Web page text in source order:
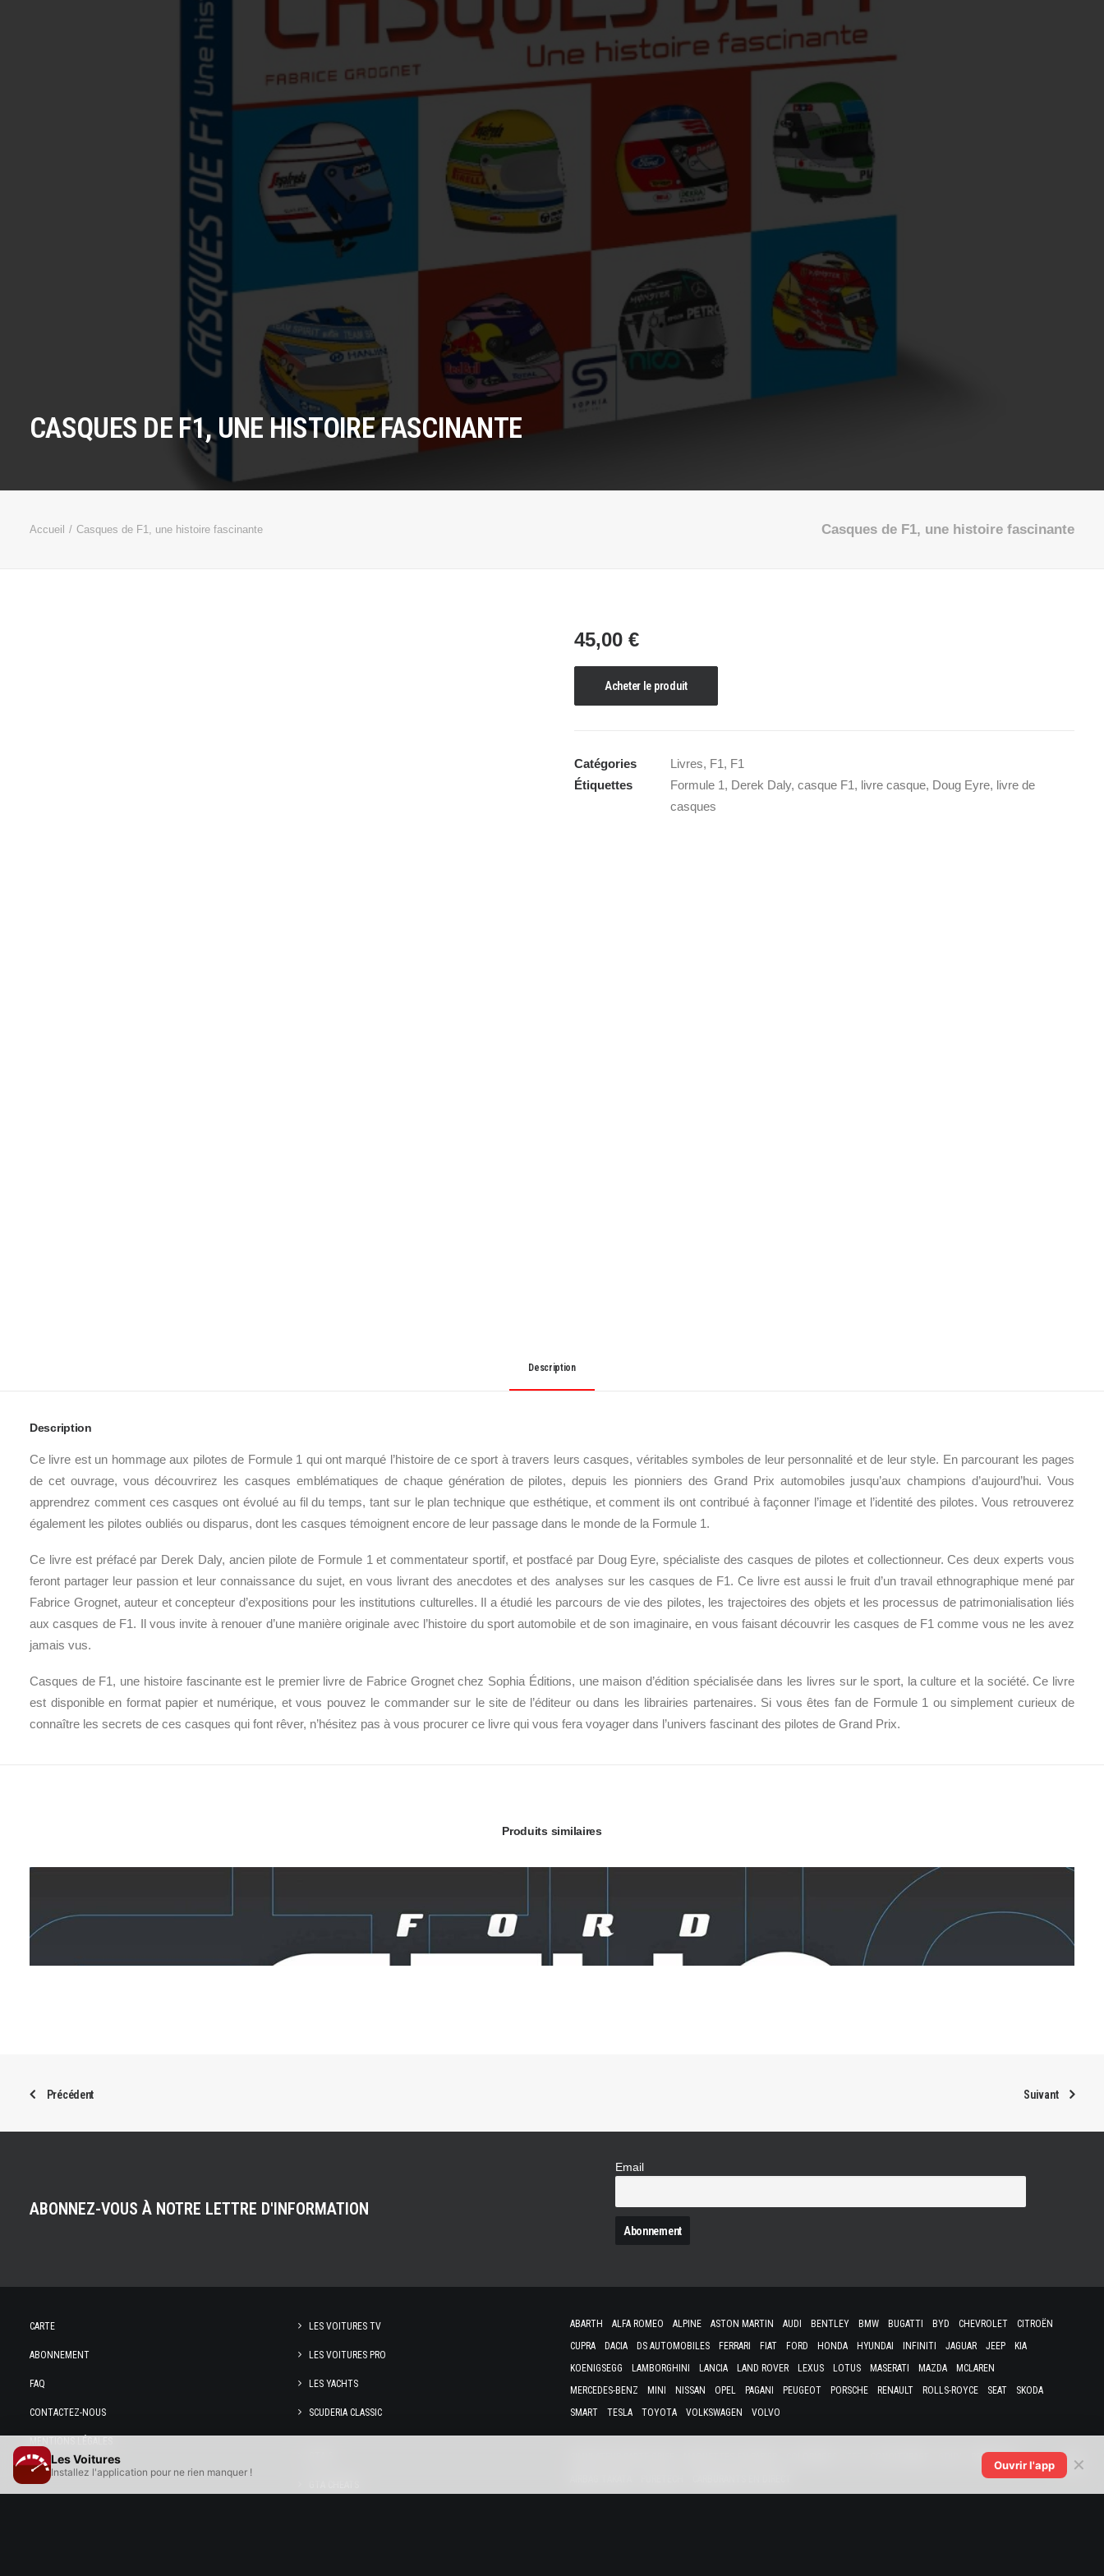
CASQUES DE F1, UNE HISTOIRE FASCINANTE
Casques de F1, une histoire fascinante
Accueil Casques de F1, une histoire fascinante
45,00 €
Acheter le produit
Catégories Livres, F1, F1
Étiquettes
Formule 1, Derek Daly, casque F1, livre casque, Doug Eyre, livre de
casques
Description
Description
Ce livre est un hommage aux pilotes de Formule 1 qui ont marqué l’histoire de ce sport à travers leurs casques, véritables symboles de leur personnalité et de leur style. En parcourant les pages
de cet ouvrage, vous découvrirez les casques emblématiques de chaque génération de pilotes, depuis les pionniers des Grand Prix automobiles jusqu’aux champions d’aujourd’hui. Vous
apprendrez comment ces casques ont évolué au fil du temps, tant sur le plan technique que esthétique, et comment ils ont contribué à façonner l’image et l’identité des pilotes. Vous retrouverez
également les pilotes oubliés ou disparus, dont les casques témoignent encore de leur passage dans le monde de la Formule 1.
Ce livre est préfacé par Derek Daly, ancien pilote de Formule 1 et commentateur sportif, et postfacé par Doug Eyre, spécialiste des casques de pilotes et collectionneur. Ces deux experts vous
feront partager leur passion et leur connaissance du sujet, en vous livrant des anecdotes et des analyses sur les casques de F1. Ce livre est aussi le fruit d’un travail ethnographique mené par
Fabrice Grognet, auteur et concepteur d’expositions pour les institutions culturelles. Il a étudié les parcours de vie des pilotes, les trajectoires des objets et les processus de patrimonialisation liés
aux casques de F1. Il vous invite à renouer d’une manière originale avec l’histoire du sport automobile et de son imaginaire, en vous faisant découvrir les casques de F1 comme vous ne les avez
jamais vus.
Casques de F1, une histoire fascinante est le premier livre de Fabrice Grognet chez Sophia Éditions, une maison d’édition spécialisée dans les livres sur le sport, la culture et la société. Ce livre
est disponible en format papier et numérique, et vous pouvez le commander sur le site de l’éditeur ou dans les librairies partenaires. Si vous êtes fan de Formule 1 ou simplement curieux de
connaître les secrets de ces casques qui font rêver, n’hésitez pas à vous procurer ce livre qui vous fera voyager dans l’univers fascinant des pilotes de Grand Prix.
Produits similaires
Précédent Suivant
ABONNEZ-VOUS À NOTRE LETTRE D'INFORMATION
Email
CARTE
ABONNEMENT
FAQ
CONTACTEZ-NOUS
LES VOITURES TV
LES VOITURES PRO
LES YACHTS
SCUDERIA CLASSIC
ABARTH ALFA ROMEO ALPINE ASTON MARTIN AUDI BENTLEY BMW BUGATTI BYD CHEVROLET
CITROËN
CUPRA
DACIA DS AUTOMOBILES FERRARI FIAT FORD HONDA HYUNDAI INFINITI JAGUAR JEEP
KIA
KOENIGSEGG
LAMBORGHINI LANCIA LAND ROVER LEXUS LOTUS MASERATI MAZDA
MCLAREN
MERCEDES-BENZ
MINI NISSAN OPEL PAGANI PEUGEOT PORSCHE RENAULT ROLLS-ROYCE SEAT
SKODA
SMART
TESLA TOYOTA VOLKSWAGEN VOLVO
PRIME 2025
Les Voitures
Installez l'application pour ne rien manquer !
Ouvrir l'app ✕